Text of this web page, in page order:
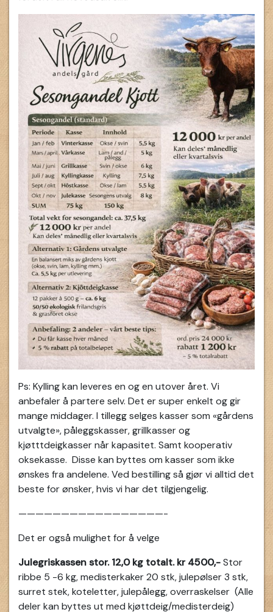
Ps: Kylling kan leveres en og en utover året. Vi
anbefaler å partere selv. Det er super enkelt og gir
mange middager. I tillegg selges kasser som «gårdens
utvalgte», påleggskasser, grillkasser og
kjøtttdeigkasser når kapasitet. Samt kooperativ
oksekasse. Disse kan byttes om kasser som ikke
ønskes fra andelene. Ved bestilling så gjør vi alltid det
beste for ønsker, hvis vi har det tilgjengelig.
—————————————————-
Det er også mulighet for å velge
Julegriskassen stor. 12,0 kg totalt. kr 4500,-Stor
ribbe 5 -6 kg, medisterkaker 20 stk, julepølser 3 stk,
surret stek, koteletter, julepålegg, overraskelser (Alle
deler kan byttes ut med kjøttdeig/medisterdeig)